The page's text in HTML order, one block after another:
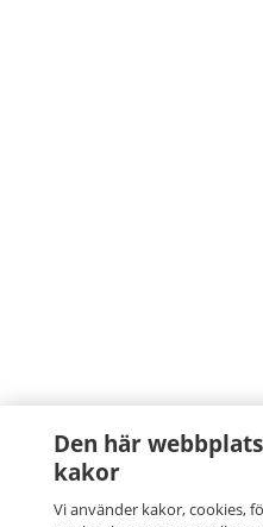
Den här
kakor
Vi använder kakor, cookies,